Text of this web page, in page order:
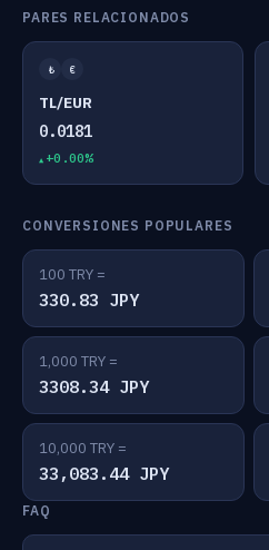
PARES RELACIONADOS
₺ €
TL/EUR
0.0181
+0.00%
CONVERSIONES POPULARES
100 TRY =
330.83 JPY
1,000 TRY =
3308.34 JPY
10,000 TRY =
33,083.44 JPY
FAQ